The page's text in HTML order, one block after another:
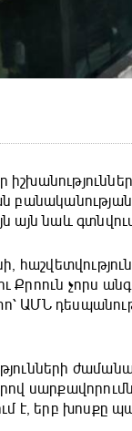
նաև գտնվում
Քրոուն չորս
ԱՄՆ
է, երբ խոսքը